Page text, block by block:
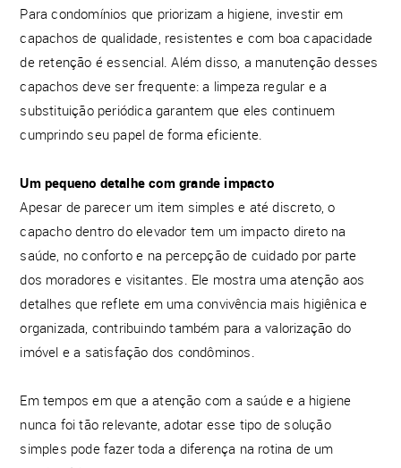
Para condomínios que priorizam a higiene, investir em
capachos de qualidade, resistentes e com boa capacidade
de retenção é essencial. Além disso, a manutenção desses
capachos deve ser frequente: a limpeza regular e a
substituição periódica garantem que eles continuem
cumprindo seu papel de forma eficiente.
Um pequeno detalhe com grande impacto
Apesar de parecer um item simples e até discreto, o
capacho dentro do elevador tem um impacto direto na
saúde, no conforto e na percepção de cuidado por parte
dos moradores e visitantes. Ele mostra uma atenção aos
detalhes que reflete em uma convivência mais higiênica e
organizada, contribuindo também para a valorização do
imóvel e a satisfação dos condôminos.
Em tempos em que a atenção com a saúde e a higiene
nunca foi tão relevante, adotar esse tipo de solução
simples pode fazer toda a diferença na rotina de um